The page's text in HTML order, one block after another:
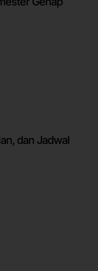
dan Jadwal